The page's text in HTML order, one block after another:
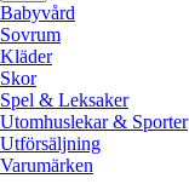
Babyvård
Sovrum
Kläder
Skor
Spel & Leksaker
Utomhuslekar & Sporter
Utförsäljning
Varumärken